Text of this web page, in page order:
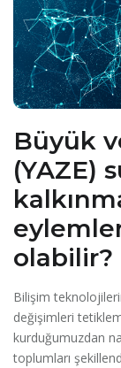
Büyük
(YAZE)
olabilir?
Bilişim
değişimleri
kurduğumuzdan
toplumları